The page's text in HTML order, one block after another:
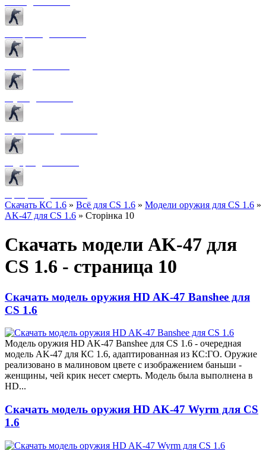
Скачать КС 1.6 » Всё для CS 1.6 » Модели оружия для CS 1.6 »
AK-47 для CS 1.6 » Сторінка 10
Скачать модели AK-47 для
CS 1.6 - страница 10
Скачать модель оружия HD AK-47 Banshee для
CS 1.6
Модель оружия HD AK-47 Banshee для CS 1.6 - очередная
модель AK-47 для КС 1.6, адаптированная из КС:ГО. Оружие
реализовано в малиновом цвете с изображением баньши -
женщины, чей крик несет смерть. Модель была выполнена в
HD...
Скачать модель оружия HD AK-47 Wyrm для CS
1.6